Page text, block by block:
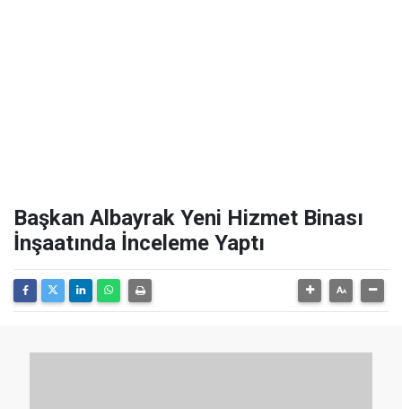
Başkan Albayrak Yeni Hizmet Binası
İnşaatında İnceleme Yaptı